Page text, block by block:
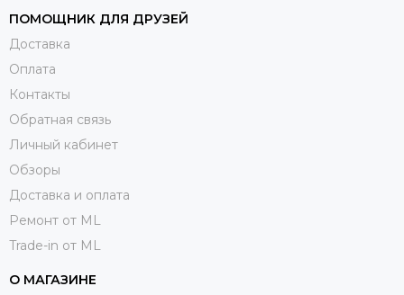
ПОМОЩНИК ДЛЯ ДРУЗЕЙ
Доставка
Оплата
Контакты
Обратная связь
Личный кабинет
Обзоры
Доставка и оплата
Ремонт от ML
Trade-in от ML
О МАГАЗИНЕ